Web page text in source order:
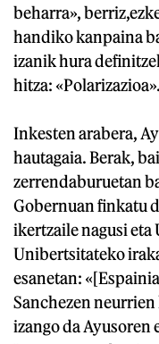
beharra»,
handiko kanpaina
izanik hura
hitza: «Polarizazioa».
Inkesten arabera,
hautagaia. Berak,
zerrendaburuetan
Gobernuan finkatu
ikertzaile nagusi eta
Unibertsitateko
esanetan:
Sanchezen
izango da Ayusoren